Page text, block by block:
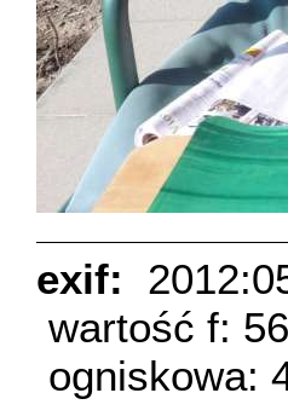
exif:
wartość f:
ogniskowa: